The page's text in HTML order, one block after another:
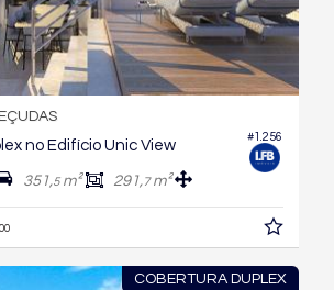
#1.256
no Edifício Unic View
351,5m² 291,7m²
00
COBERTURA DUPLEX